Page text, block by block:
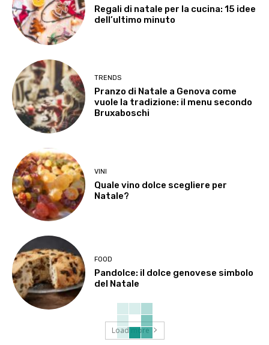
Regali di natale per la cucina: 15 idee
dell’ultimo minuto
TRENDS
Pranzo di Natale a Genova come
vuole la tradizione: il menu secondo
Bruxaboschi
VINI
Quale vino dolce scegliere per
Natale?
FOOD
Pandolce: il dolce genovese simbolo
del Natale
Load more